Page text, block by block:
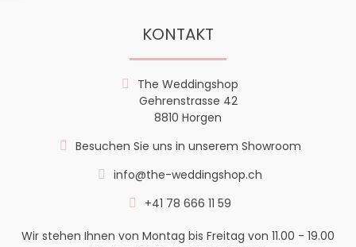
KONTAKT
The Weddingshop
Gehrenstrasse 42
8810 Horgen
Besuchen Sie uns in unserem Showroom
info@the-weddingshop.ch
+41 78 666 11 59
Wir stehen Ihnen von Montag bis Freitag von 11.00 - 19.00